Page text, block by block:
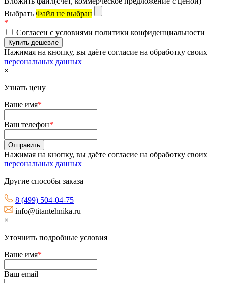
Выбрать Файл не выбран
*
Согласен с условиями политики конфиденциальности
Нажимая на кнопку, вы даёте согласие на обработку своих
персональных данных
×
Узнать цену
Ваше имя*
Ваш телефон*
Нажимая на кнопку, вы даёте согласие на обработку своих
персональных данных
Другие способы заказа
8 (499) 504-04-75
info@titantehnika.ru
×
Уточнить подробные условия
Ваше имя*
Ваш email